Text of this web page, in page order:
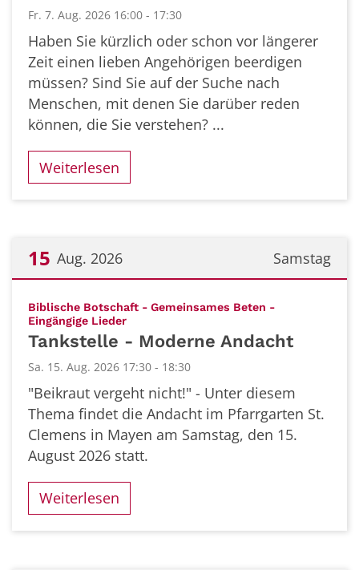
Fr. 7. Aug. 2026 16:00 - 17:30
Haben Sie kürzlich oder schon vor längerer
Zeit einen lieben Angehörigen beerdigen
müssen? Sind Sie auf der Suche nach
Menschen, mit denen Sie darüber reden
können, die Sie verstehen? ...
Weiterlesen
Samstag
15 Aug. 2026
Biblische Botschaft - Gemeinsames Beten -
Eingängige Lieder:
Tankstelle - Moderne Andacht
Sa. 15. Aug. 2026 17:30 - 18:30
"Beikraut vergeht nicht!" - Unter diesem
Thema findet die Andacht im Pfarrgarten St.
Clemens in Mayen am Samstag, den 15.
August 2026 statt.
Weiterlesen